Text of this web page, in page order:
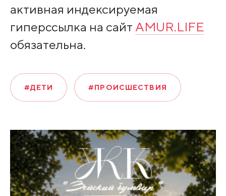
активная индексируемая
гиперссылка на сайт AMUR.LIFE
обязательна.
#ДЕТИ #ПРОИСШЕСТВИЯ